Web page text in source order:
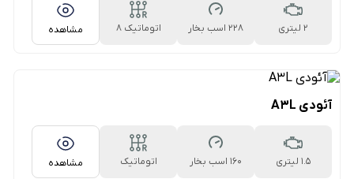
2 لیتری 228 اسب بخار
اتوماتیک 8
مشاهده
آئودی A3L
1.5 لیتری 160 اسب بخار
اتوماتیک
مشاهده